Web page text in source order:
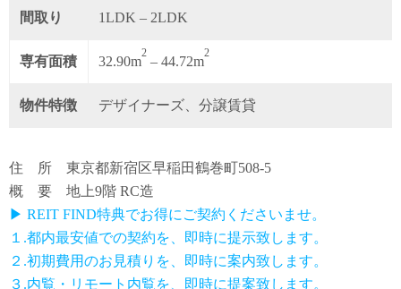
間取り 1LDK – 2LDK
専有面積 32.90m
2
– 44.72m
2
物件特徴 デザイナーズ、分譲賃貸
住 所 東京都新宿区早稲田鶴巻町508-5
概 要 地上9階 RC造
▶ REIT FIND特典でお得にご契約くださいませ。
１.都内最安値での契約を、即時に提示致します。
２.初期費用のお見積りを、即時に案内致します。
３.内覧・リモート内覧を、即時に提案致します。